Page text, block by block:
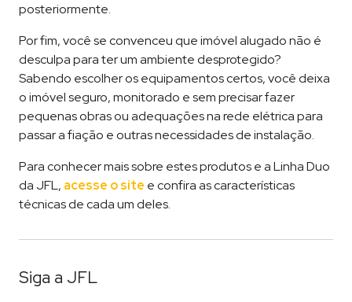
posteriormente.
Por fim, você se convenceu que imóvel alugado não é
desculpa para ter um ambiente desprotegido?
Sabendo escolher os equipamentos certos, você deixa
o imóvel seguro, monitorado e sem precisar fazer
pequenas obras ou adequações na rede elétrica para
passar a fiação e outras necessidades de instalação.
Para conhecer mais sobre estes produtos e a Linha Duo
da JFL, acesse o site e confira as características
técnicas de cada um deles.
Siga a JFL